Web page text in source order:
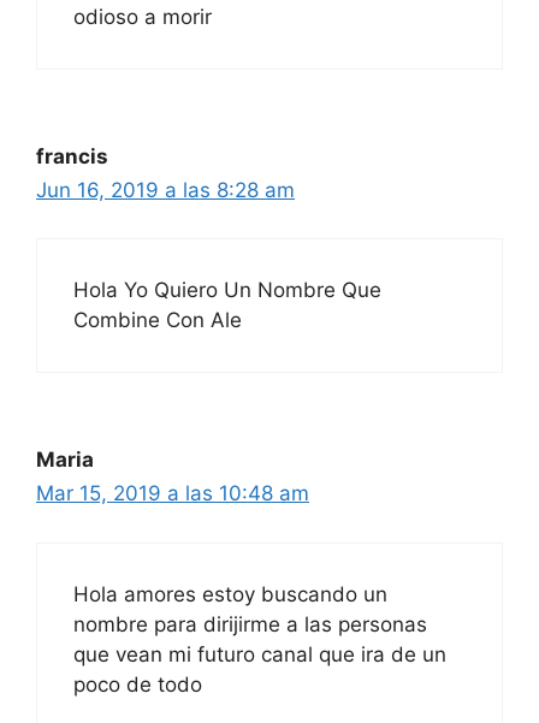
odioso a morir
francis
Jun 16, 2019 a las 8:28 am
Hola Yo Quiero Un Nombre Que
Combine Con Ale
Maria
Mar 15, 2019 a las 10:48 am
Hola amores estoy buscando un
nombre para dirijirme a las personas
que vean mi futuro canal que ira de un
poco de todo